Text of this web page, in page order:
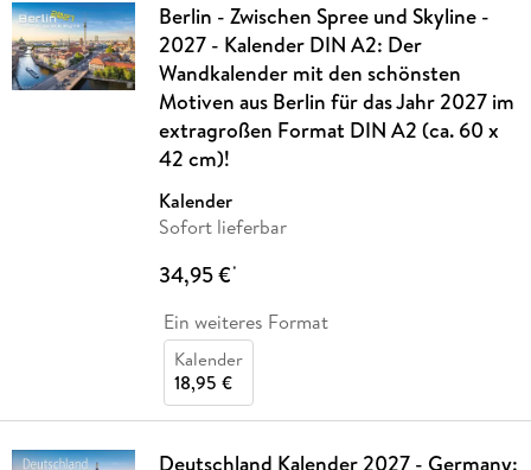
Berlin - Zwischen Spree und Skyline -
2027 - Kalender DIN A2: Der
Wandkalender mit den schönsten
Motiven aus Berlin für das Jahr 2027 im
extragroßen Format DIN A2 (ca. 60 x
42 cm)!
Kalender
Sofort lieferbar
34,95 €*
Ein weiteres Format
Kalender
18,95 €
Deutschland Kalender 2027 - Germany: